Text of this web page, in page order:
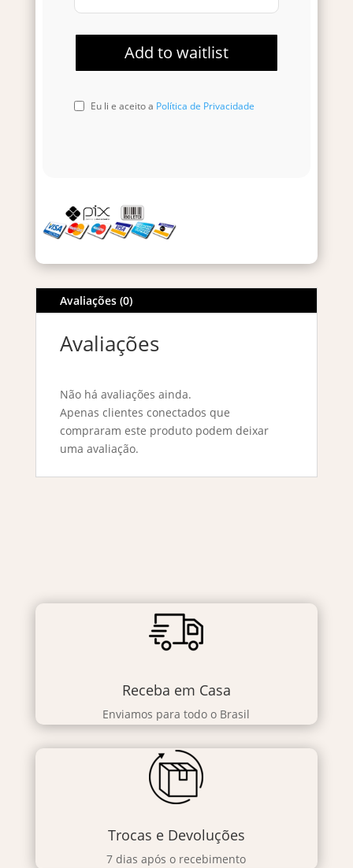
Eu li e aceito a Política de Privacidade
Avaliações (0)
Avaliações
Não há avaliações ainda.
Apenas clientes conectados que
compraram este produto podem deixar
uma avaliação.
Receba em Casa
Enviamos para todo o Brasil
Trocas e Devoluções
7 dias após o recebimento